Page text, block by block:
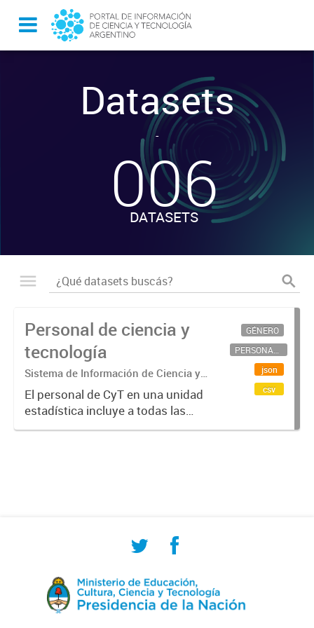
Datasets
-
006
DATASETS
Personal de ciencia y
tecnología
Sistema de Información de Ciencia y
Tecnología Argentino (SICYTAR)
El personal de CyT en una unidad
estadística incluye a todas las
personas involucradas
GÉNERO
PERSONAL CIENTÍFICO-TECNOLÓGICO
json
csv